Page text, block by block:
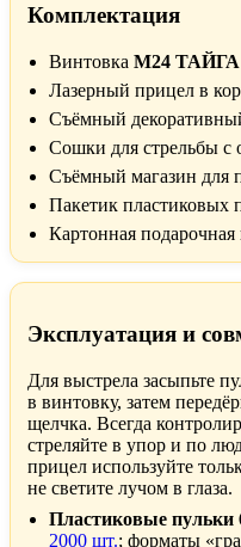
Комплектация
Винтовка M24 ТАЙГА
Лазерный прицел в
Съёмный
Сошки для стрельбы с
Съёмный магазин для
Пакетик пластиковых
Картонная подарочная
Эксплуатация и
Для выстрела засыпьте
в винтовку, затем
щелчка. Всегда
стреляйте в упор и по
прицел используйте
не светите лучом в глаза.
Пластиковые пульки
2000 шт.; форматы